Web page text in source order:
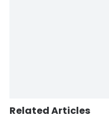
Related Articles